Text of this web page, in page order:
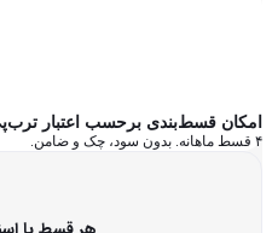
امکان قسط‌بندی برحسب اعتبار
۴ قسط ماهانه. بدون سود، چک و ضامن.